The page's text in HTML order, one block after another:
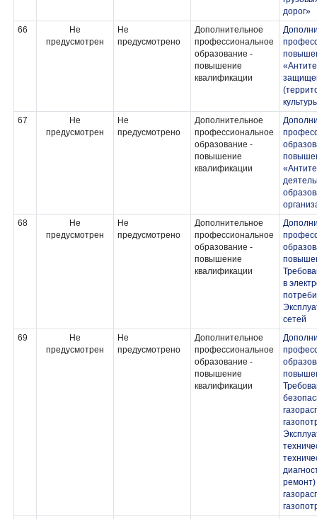
дорог»
66
Не
предусмотрен
Не
предусмотрено
Дополнительное
профессиональное
образование -
повышение
квалификации
67
Не
предусмотрен
Не
предусмотрено
Дополнительное
профессиональное
образование -
повышение
квалификации
68
Не
предусмотрен
Не
предусмотрено
Дополнительное
профессиональное
образование -
повышение
квалификации
в
сетей
69
Не
предусмотрен
Не
предусмотрено
Дополнительное
профессиональное
образование -
повышение
квалификации
ремонт)